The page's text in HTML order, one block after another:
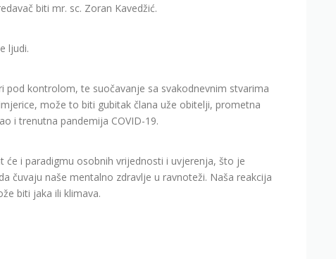
biti mr. sc. Zoran Kavedžić.
ljudi.
kontrolom, te suočavanje sa svakodnevnim stvarima
može to biti gubitak člana uže obitelji, prometna
i trenutna pandemija COVID-19.
i paradigmu osobnih vrijednosti i uvjerenja, što je
čuvaju naše mentalno zdravlje u ravnoteži. Naša reakcija
biti jaka ili klimava.